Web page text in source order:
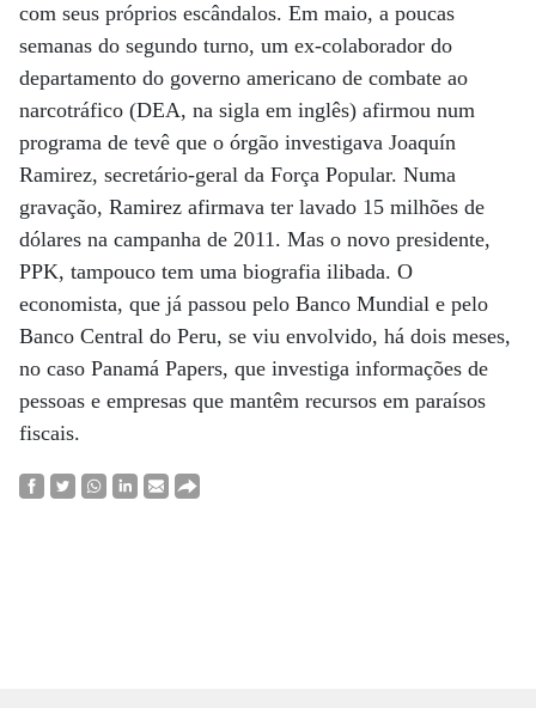
com seus próprios escândalos. Em maio, a poucas
semanas do segundo turno, um ex-colaborador do
departamento do governo americano de combate ao
narcotráfico (DEA, na sigla em inglês) afirmou num
programa de tevê que o órgão investigava Joaquín
Ramirez, secretário-geral da Força Popular. Numa
gravação, Ramirez afirmava ter lavado 15 milhões de
dólares na campanha de 2011. Mas o novo presidente,
PPK, tampouco tem uma biografia ilibada. O
economista, que já passou pelo Banco Mundial e pelo
Banco Central do Peru, se viu envolvido, há dois meses,
no caso Panamá Papers, que investiga informações de
pessoas e empresas que mantêm recursos em paraísos
fiscais.